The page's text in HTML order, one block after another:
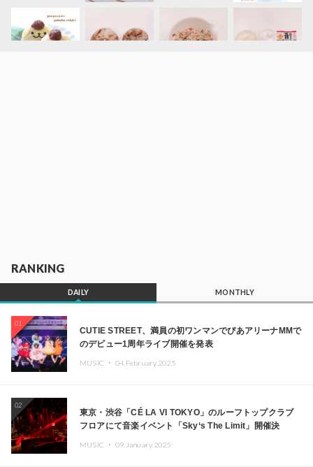
RANKING
DAILY MONTHLY
01
CUTIE STREET、満員の初ワンマンでぴあアリーナMMで
のデビュー1周年ライブ開催を発表
MUSIC ・ 04.February.2025
02
東京・渋谷「CÉ LA VI TOKYO」のルーフトップクラブ
フロアにて音楽イベント「Sky‘s The Limit」開催決
Kza（FORCE OF NATURE）ら日本を代表するDJ・クリ
MUSIC ・ 09.January.2025